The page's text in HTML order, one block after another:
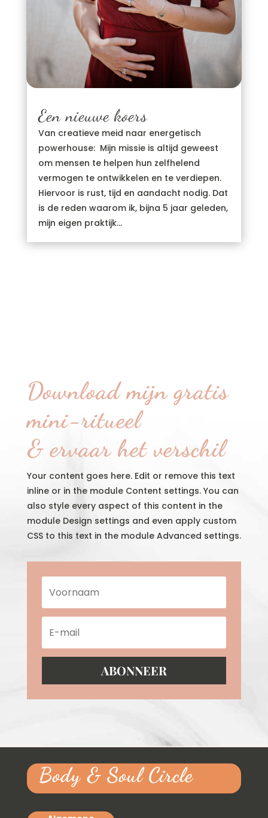
Een nieuwe koers
Van creatieve meid naar energetisch
powerhouse: Mijn missie is altijd geweest
om mensen te helpen hun zelfhelend
vermogen te ontwikkelen en te verdiepen.
Hiervoor is rust, tijd en aandacht nodig. Dat
is de reden waarom ik, bijna 5 jaar geleden,
mijn eigen praktijk...
Download mijn gratis
mini-ritueel
& ervaar het verschil
Your content goes here. Edit or remove this text
inline or in the module Content settings. You can
also style every aspect of this content in the
module Design settings and even apply custom
CSS to this text in the module Advanced settings.
ABONNEER
Body & Soul Circle